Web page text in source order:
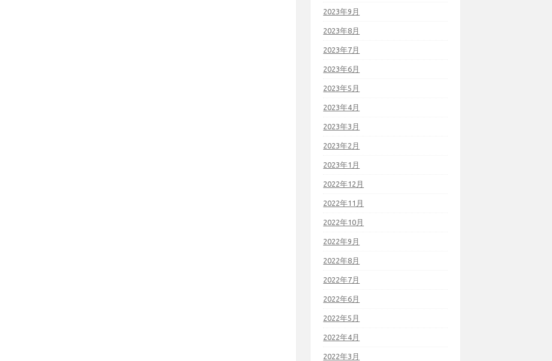
2023年9月
2023年8月
2023年7月
2023年6月
2023年5月
2023年4月
2023年3月
2023年2月
2023年1月
2022年12月
2022年11月
2022年10月
2022年9月
2022年8月
2022年7月
2022年6月
2022年5月
2022年4月
2022年3月